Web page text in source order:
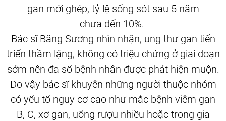
gan mới ghép, tỷ lệ sống sót sau 5 năm
chưa đến 10%.
Bác sĩ Băng Sương nhìn nhận, ung thư gan tiến
triển thầm lặng, không có triệu chứng ở giai đoạn
sớm nên đa số bệnh nhân được phát hiện muộn.
Do vậy bác sĩ khuyên những người thuộc nhóm
có yếu tố nguy cơ cao như mắc bệnh viêm gan
B, C, xơ gan, uống rượu nhiều hoặc trong gia